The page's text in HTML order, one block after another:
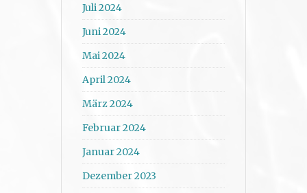
Juli 2024
Juni 2024
Mai 2024
April 2024
März 2024
Februar 2024
Januar 2024
Dezember 2023